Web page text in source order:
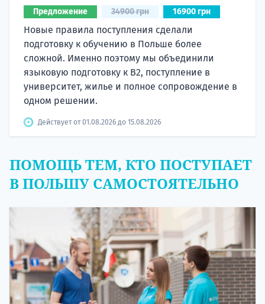
Предложение 34900 грн 16900 грн
Новые правила поступления сделали
подготовку к обучению в Польше более
сложной. Именно поэтому мы объединили
языковую подготовку к В2, поступление в
университет, жилье и полное сопровождение в
одном решении.
Действует от 01.08.2026 до 15.08.2026
ПОМОЩЬ ТЕМ, КТО ПОСТУПАЕТ
В ПОЛЬШУ САМОСТОЯТЕЛЬНО